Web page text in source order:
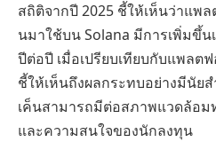
สถิติจากปี 2025 ชี้ให้เห็นว่าแพ
นมาใช้บน Solana มีการเพิ่มขึ้น
ปีต่อปี เมื่อเปรียบเทียบกับแพล
ชี้ให้เห็นถึงผลกระทบอย่างมีนัย
เค็นสามารถมีต่อสภาพแวดล้อม
และความสนใจของนักลงทุน